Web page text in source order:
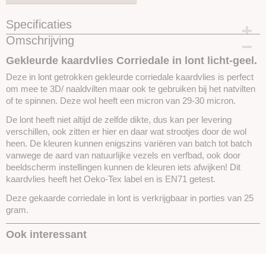
Specificaties
Productcode
Omschrijving
Gekleurde kaardvlies Corriedale in lont licht-geel.
Deze in lont getrokken gekleurde corriedale kaardvlies is perfect
om mee te 3D/ naaldvilten maar ook te gebruiken bij het natvilten
of te spinnen. Deze wol heeft een micron van 29-30 micron.
De lont heeft niet altijd de zelfde dikte, dus kan per levering
verschillen, ook zitten er hier en daar wat strootjes door de wol
heen. De kleuren kunnen enigszins variëren van batch tot batch
vanwege de aard van natuurlijke vezels en verfbad, ook door
beeldscherm instellingen kunnen de kleuren iets afwijken! Dit
kaardvlies heeft het Oeko-Tex label en is EN71 getest.
Deze gekaarde corriedale in lont is verkrijgbaar in porties van 25
gram.
Ook interessant